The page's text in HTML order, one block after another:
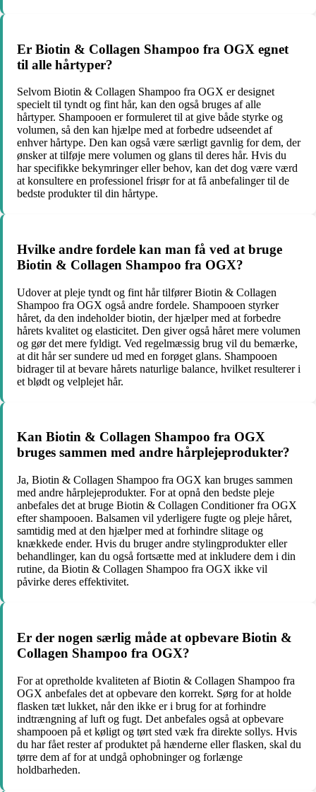
Er Biotin & Collagen Shampoo fra OGX egnet
til alle hårtyper?
Selvom Biotin & Collagen Shampoo fra OGX er designet
specielt til tyndt og fint hår, kan den også bruges af alle
hårtyper. Shampooen er formuleret til at give både styrke og
volumen, så den kan hjælpe med at forbedre udseendet af
enhver hårtype. Den kan også være særligt gavnlig for dem, der
ønsker at tilføje mere volumen og glans til deres hår. Hvis du
har specifikke bekymringer eller behov, kan det dog være værd
at konsultere en professionel frisør for at få anbefalinger til de
bedste produkter til din hårtype.
Hvilke andre fordele kan man få ved at bruge
Biotin & Collagen Shampoo fra OGX?
Udover at pleje tyndt og fint hår tilfører Biotin & Collagen
Shampoo fra OGX også andre fordele. Shampooen styrker
håret, da den indeholder biotin, der hjælper med at forbedre
hårets kvalitet og elasticitet. Den giver også håret mere volumen
og gør det mere fyldigt. Ved regelmæssig brug vil du bemærke,
at dit hår ser sundere ud med en forøget glans. Shampooen
bidrager til at bevare hårets naturlige balance, hvilket resulterer i
et blødt og velplejet hår.
Kan Biotin & Collagen Shampoo fra OGX
bruges sammen med andre hårplejeprodukter?
Ja, Biotin & Collagen Shampoo fra OGX kan bruges sammen
med andre hårplejeprodukter. For at opnå den bedste pleje
anbefales det at bruge Biotin & Collagen Conditioner fra OGX
efter shampooen. Balsamen vil yderligere fugte og pleje håret,
samtidig med at den hjælper med at forhindre slitage og
knækkede ender. Hvis du bruger andre stylingprodukter eller
behandlinger, kan du også fortsætte med at inkludere dem i din
rutine, da Biotin & Collagen Shampoo fra OGX ikke vil
påvirke deres effektivitet.
Er der nogen særlig måde at opbevare Biotin &
Collagen Shampoo fra OGX?
For at opretholde kvaliteten af ​​Biotin & Collagen Shampoo fra
OGX anbefales det at opbevare den korrekt. Sørg for at holde
flasken tæt lukket, når den ikke er i brug for at forhindre
indtrængning af luft og fugt. Det anbefales også at opbevare
shampooen på et køligt og tørt sted væk fra direkte sollys. Hvis
du har fået rester af produktet på hænderne eller flasken, skal du
tørre dem af for at undgå ophobninger og forlænge
holdbarheden.